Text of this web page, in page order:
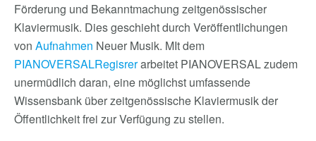
Förderung und Bekanntmachung zeitgenössischer
Klaviermusik. Dies geschieht durch Veröffentlichungen
von Aufnahmen Neuer Musik. MIt dem
PIANOVERSALRegisrerarbeitet PIANOVERSAL zudem
unermüdlich daran, eine möglichst umfassende
Wissensbank über zeitgenössische Klaviermusik der
Öffentlichkeit frei zur Verfügung zu stellen.